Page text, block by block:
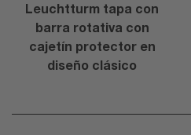
Leuchtturm tapa con
barra rotativa con
cajetín protector en
diseño clásico